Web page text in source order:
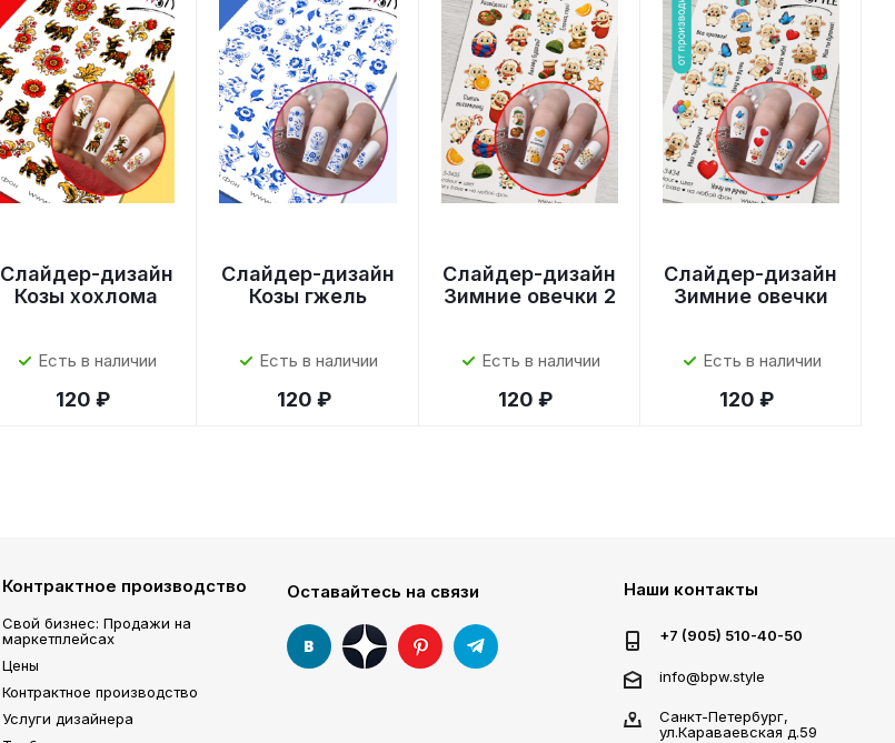
Слайдер-дизайн
Козы хохлома
Есть в наличии
120 ₽
Слайдер-дизайн
Козы гжель
Есть в наличии
120 ₽
Слайдер-дизайн
Зимние овечки 2
Есть в наличии
120 ₽
Слайдер-дизайн
Зимние овечки
Есть в наличии
120 ₽
Контрактное производство
Свой бизнес: Продажи на
маркетплейсах
Цены
Контрактное производство
Услуги дизайнера
Оставайтесь на связи Наши контакты
+7 (905) 510-40-50
info@bpw.style
Санкт-Петербург,
ул.Караваевская д.59